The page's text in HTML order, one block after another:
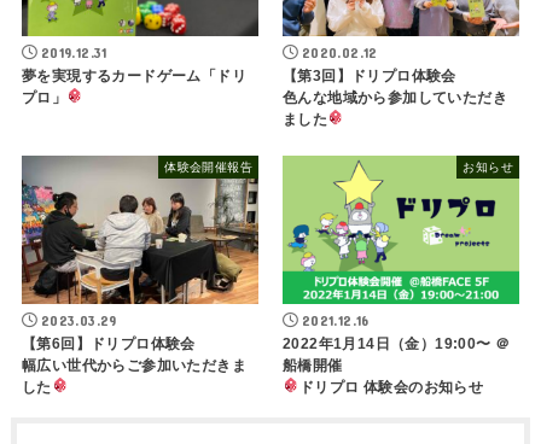
2019.12.31
夢を実現するカードゲーム「ドリ
プロ」
2020.02.12
【第3回】ドリプロ体験会
色んな地域から参加していただき
ました
体験会開催報告
2023.03.29
【第6回】ドリプロ体験会
幅広い世代からご参加いただきま
した
お知らせ
2021.12.16
2022年1月14日（金）19:00〜 ＠
船橋開催
ドリプロ 体験会のお知らせ